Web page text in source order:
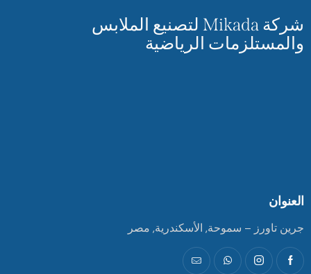
شركة Mikada لتصنيع الملابس
والمستلزمات الرياضية
العنوان
جرين تاورز – سموحة, الأسكندرية, مصر